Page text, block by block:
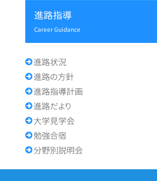
進路指導
Career Guidance
進路状況
進路の方針
進路指導計画
進路だより
大学見学会
勉強合宿
分野別説明会